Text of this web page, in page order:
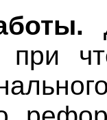
при